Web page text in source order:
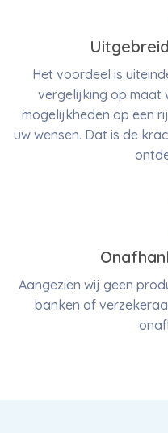
Het voordeel is
vergelijking op maat
mogelijkheden op een
uw wensen. Dat is de
Aangezien wij geen
banken of